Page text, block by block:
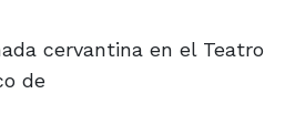
cervantina en el Teatro
de